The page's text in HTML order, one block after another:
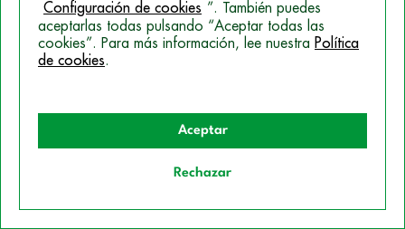
Online/Presencial
350h
Ver Curso
Configuración de cookies ”. También puedes
aceptarlas todas pulsando “Aceptar todas las
cookies”. Para más información, lee nuestra Política
de cookies.
Aceptar
Rechazar